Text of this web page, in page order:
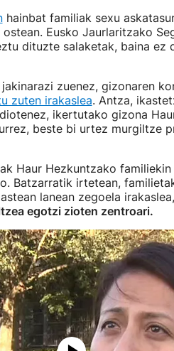
hainbat familiak sexu
Eusko Jaurlaritzako
dituzte salaketak, baina
zuenez, gizonaren
zuten irakaslea. Antza,
ikertutako gizona
beste bi urtez murgiltze
Haur Hezkuntzako
Batzarratik irtetean,
lanean zegoela
egotzi zioten zentroari.